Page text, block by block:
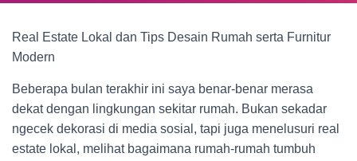
Real Estate Lokal dan Tips Desain Rumah serta Furnitur
Modern
Beberapa bulan terakhir ini saya benar-benar merasa
dekat dengan lingkungan sekitar rumah. Bukan sekadar
ngecek dekorasi di media sosial, tapi juga menelusuri real
estate lokal, melihat bagaimana rumah-rumah tumbuh